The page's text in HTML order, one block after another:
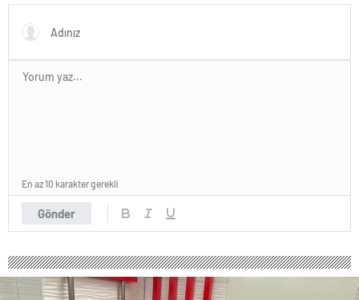
İSTİYORUM!”
Gönder
En az 10 karakter gerekli